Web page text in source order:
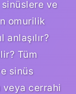
ve
omurilik
anlaşılır?
Tüm
sinüs
veya cerrahi